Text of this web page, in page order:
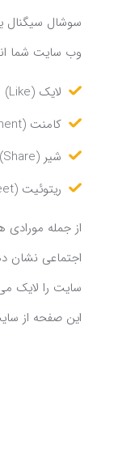
سوشال سیگنال
وب سایت شما
لایک (Like)
کامنت (Comment)
شیر (Share)
ریتوئیت (Retweet)
از جمله
اجتماعی نشان
سایت را لایک
این صفحه از